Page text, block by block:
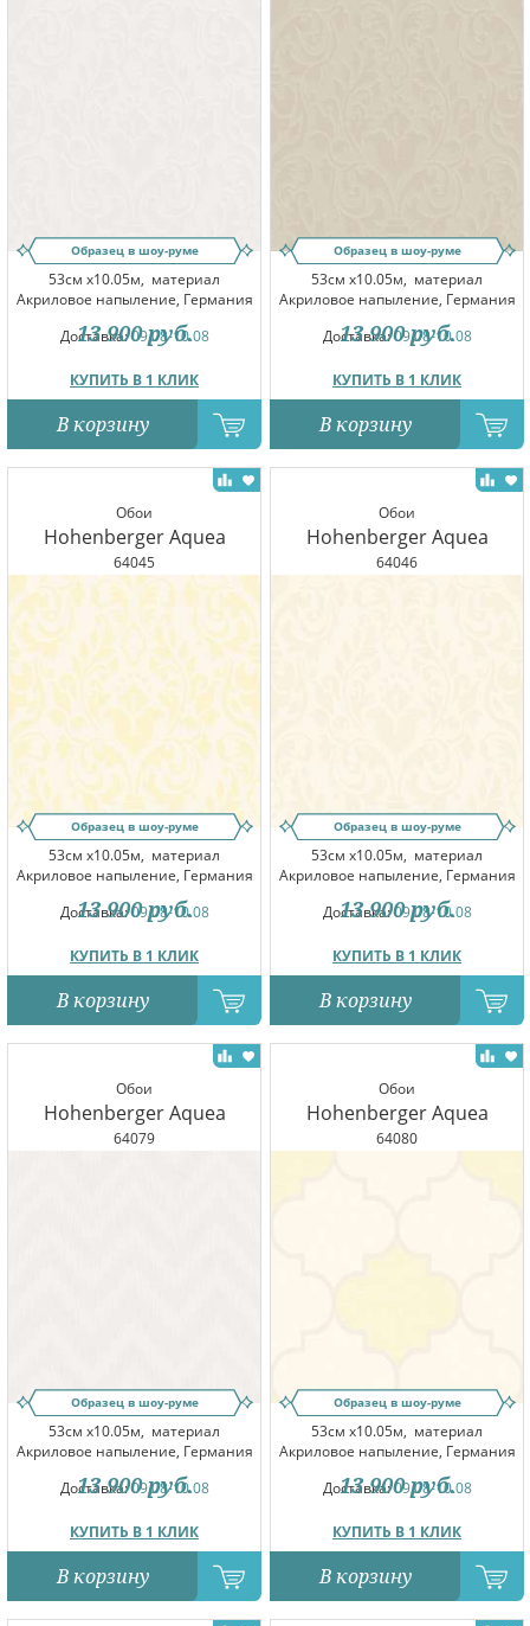
Образец в шоу-руме
53см x10.05м, материал
Акриловое напыление, Германия
Доставка:09.08-10.08
КУПИТЬ В 1 КЛИК
13 900 руб.
В корзину
Образец в шоу-руме
53см x10.05м, материал
Акриловое напыление, Германия
Доставка:09.08-10.08
КУПИТЬ В 1 КЛИК
13 900 руб.
В корзину
Обои
Hohenberger Aquea
64045
Образец в шоу-руме
53см x10.05м, материал
Акриловое напыление, Германия
Доставка:09.08-10.08
КУПИТЬ В 1 КЛИК
13 900 руб.
В корзину
Обои
Hohenberger Aquea
64046
Образец в шоу-руме
53см x10.05м, материал
Акриловое напыление, Германия
Доставка:09.08-10.08
КУПИТЬ В 1 КЛИК
13 900 руб.
В корзину
Обои
Hohenberger Aquea
64079
Образец в шоу-руме
53см x10.05м, материал
Акриловое напыление, Германия
Доставка:09.08-10.08
КУПИТЬ В 1 КЛИК
13 900 руб.
В корзину
Обои
Hohenberger Aquea
64080
Образец в шоу-руме
53см x10.05м, материал
Акриловое напыление, Германия
Доставка:09.08-10.08
КУПИТЬ В 1 КЛИК
13 900 руб.
В корзину